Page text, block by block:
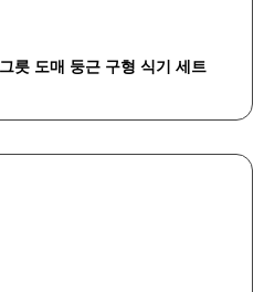
릇 도매 둥근 구형 식기 세트